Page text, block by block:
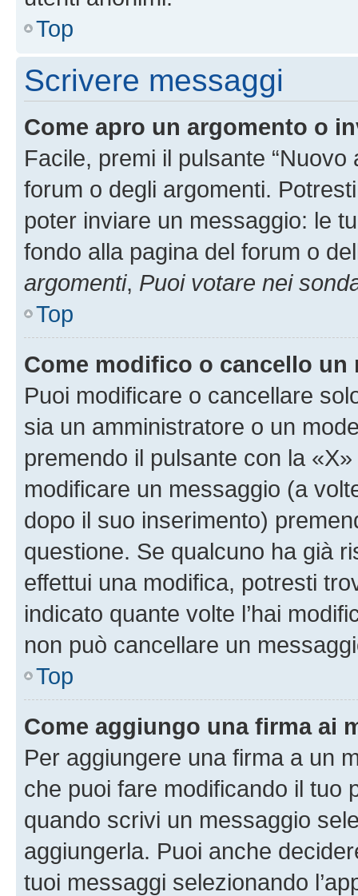
Top
Scrivere messaggi
Come apro un argomento o
Facile, premi il pulsante
forum o degli argomenti.
poter inviare un messaggio: le
fondo alla pagina del forum o
argomenti, Puoi votare nei
Top
Come modifico o cancello un
Puoi modificare o cancellare
sia un amministratore o un
premendo il pulsante con la
modificare un messaggio (a
dopo il suo inserimento)
questione. Se qualcuno ha già
effettui una modifica, potresti
indicato quante volte l’hai
non può cancellare un
Top
Come aggiungo una firma ai
Per aggiungere una firma a un
che puoi fare modificando il tuo
quando scrivi un messaggio
aggiungerla. Puoi anche
tuoi messaggi selezionando